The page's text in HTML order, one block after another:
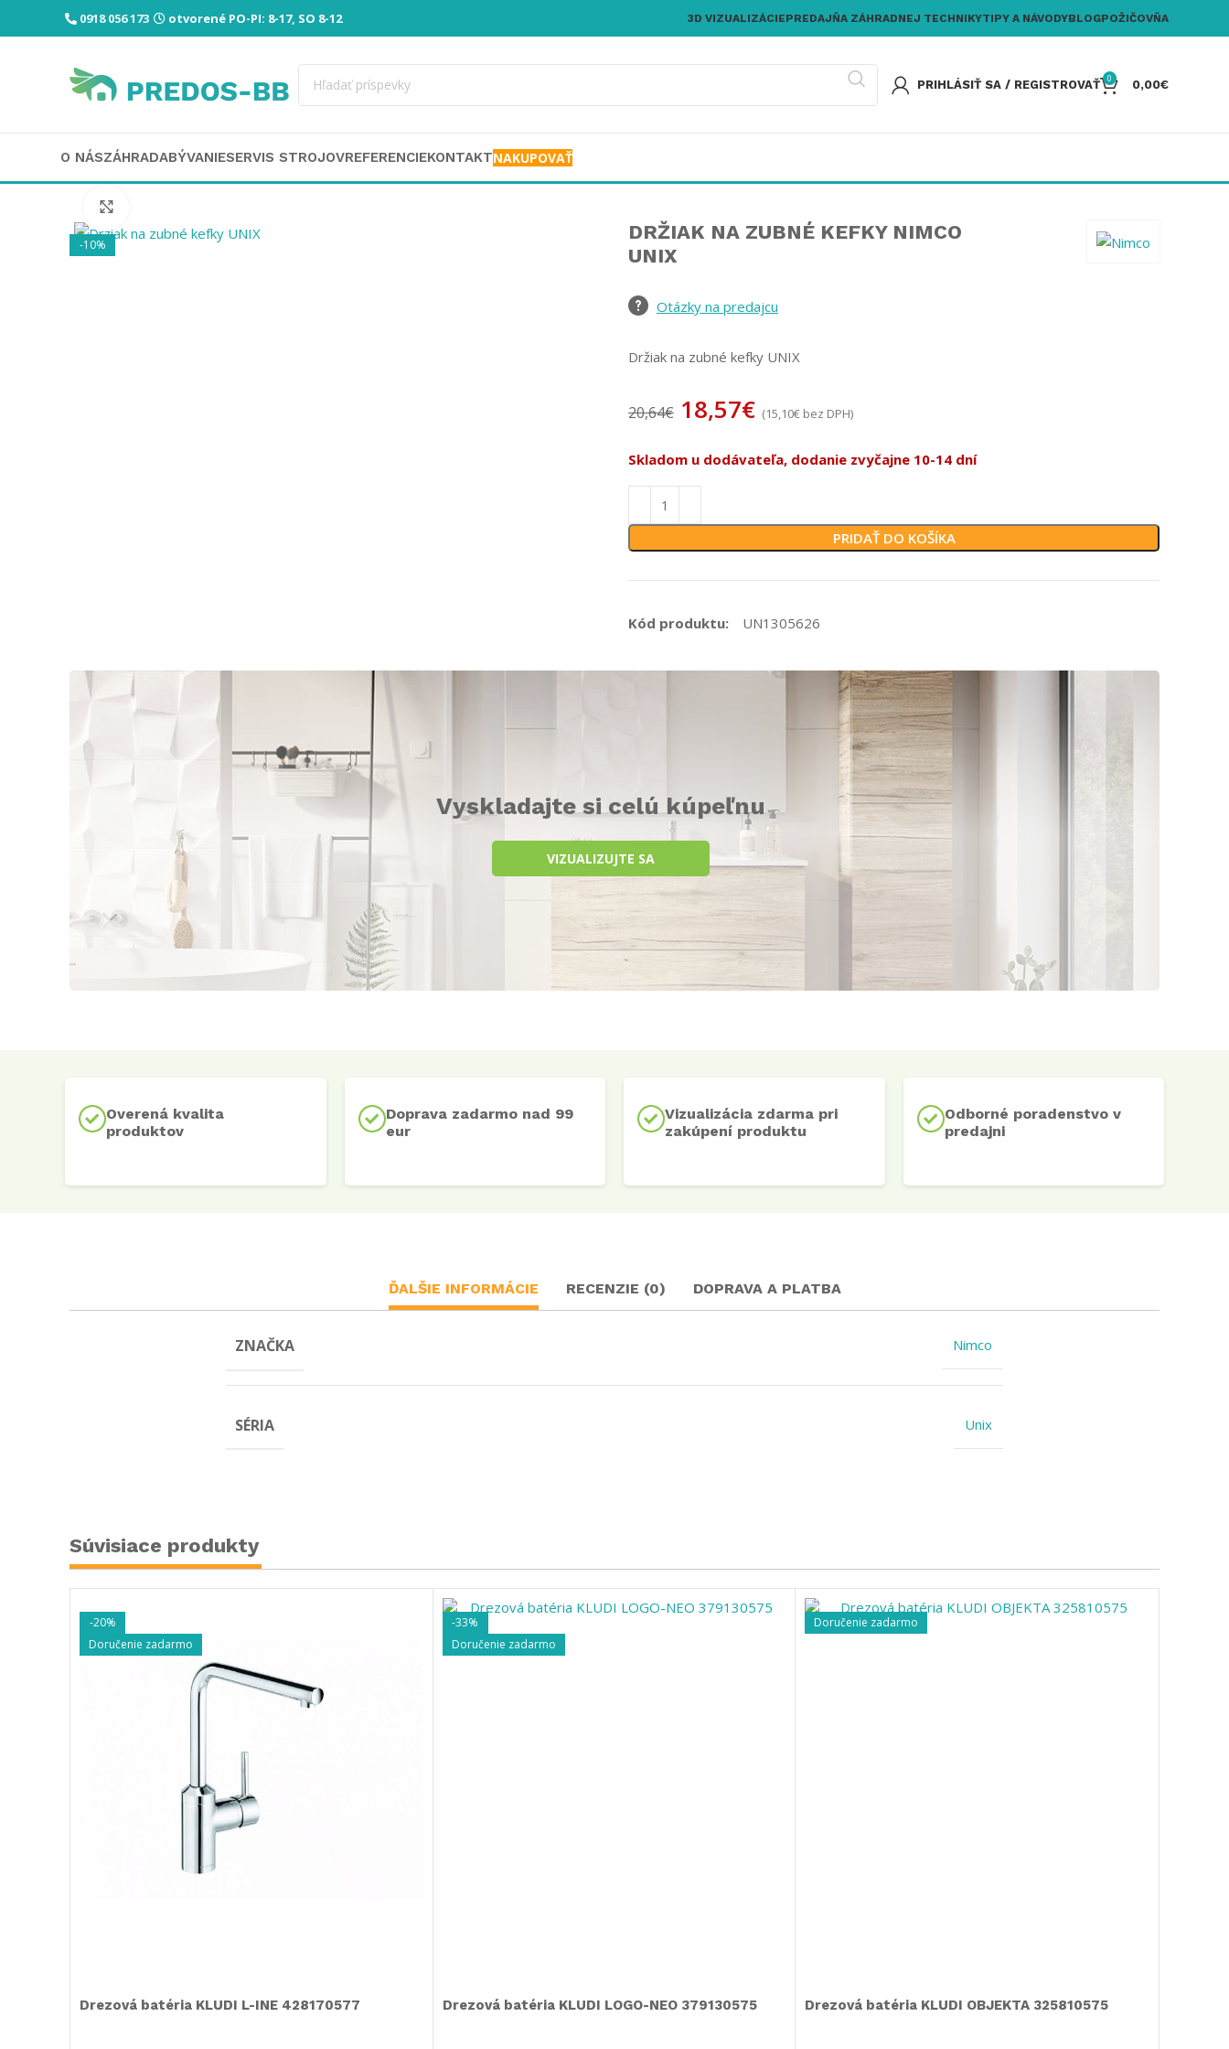
0918 056 173 otvorené PO-PI: 8-17, SO 8-12 3D VIZUALIZÁCIEPREDAJŇA ZÁHRADNEJ TECHNIKYTIPY A NÁVODYBLOGPOŽIČOVŇA
PRIHLÁSIŤ SA / REGISTROVAŤ 0 0,00€
O NÁSZÁHRADABÝVANIESERVIS STROJOVREFERENCIEKONTAKTNAKUPOVAŤ
-10%
DRŽIAK NA ZUBNÉ KEFKY NIMCO
UNIX
Otázky na predajcu
Držiak na zubné kefky UNIX
20,64€ 18,57€ (15,10€ bez DPH)
Skladom u dodávateľa, dodanie zvyčajne 10-14 dní
PRIDAŤ DO KOŠÍKA
Kód produktu: UN1305626
Vyskladajte si celú kúpeľnu
VIZUALIZUJTE SA
Overená kvalita
produktov
Doprava zadarmo nad 99
eur
Vizualizácia zdarma pri
zakúpení produktu
Odborné poradenstvo v
predajni
ĎALŠIE INFORMÁCIE RECENZIE (0) DOPRAVA A PLATBA
ZNAČKA Nimco
SÉRIA Unix
Súvisiace produkty
-20%
Doručenie zadarmo
Drezová batéria KLUDI L-INE 428170577
-33%
Doručenie zadarmo
Drezová batéria KLUDI LOGO-NEO 379130575
Doručenie zadarmo
Drezová batéria KLUDI OBJEKTA 325810575